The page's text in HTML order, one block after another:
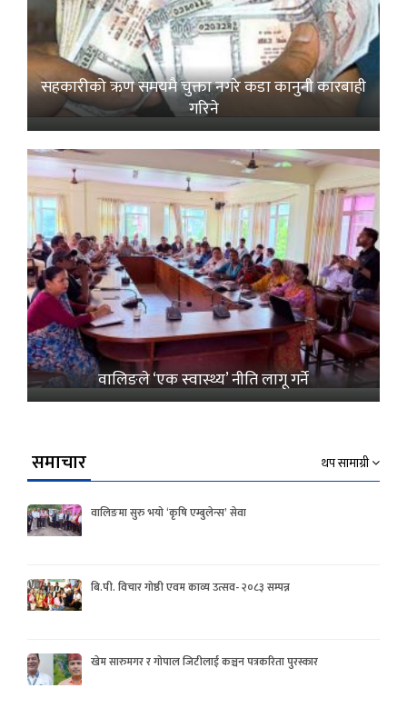
सहकारीको ऋण समयमै चुक्ता नगरे कडा कानुनी कारबाही
गरिने
वालिङले ‘एक स्वास्थ्य’ नीति लागू गर्ने
समाचार थप सामाग्री
वालिङमा सुरु भयो ‘कृषि एम्बुलेन्स’ सेवा
बि.पी. विचार गोष्ठी एवम काव्य उत्सव- २०८३ सम्पन्न
खेम सारुमगर र गोपाल जिटीलाई कञ्चन पत्रकरिता पुरस्कार